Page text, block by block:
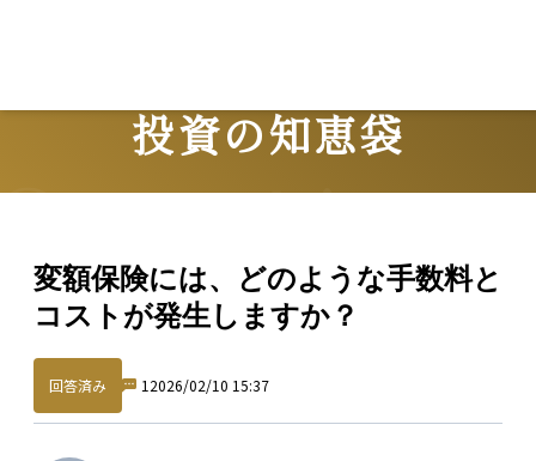
投資の知恵袋
変額保険には、どのような手数料と
コストが発生しますか？
回答済み 1 2026/02/10 15:37